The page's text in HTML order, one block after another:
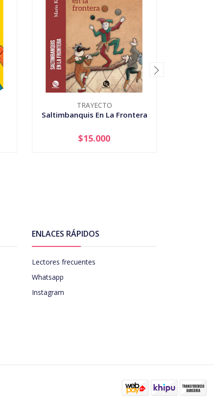
TRAYECTO
Saltimbanquis En La Frontera
+
$15.000
ENLACES RÁPIDOS
Lectores frecuentes
Whatsapp
Instagram